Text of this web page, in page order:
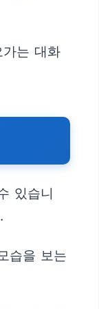
는 대화
있습니
습을 보는